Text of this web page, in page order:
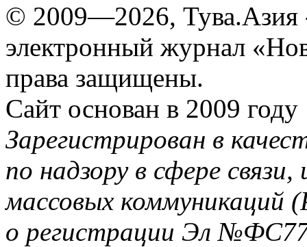
© 2009—2026, Тува.Азия
электронный журнал
права защищены.
Сайт основан в 2009 году
Зарегистрирован в
по надзору в сфере
массовых коммуникаций
о регистрации Эл